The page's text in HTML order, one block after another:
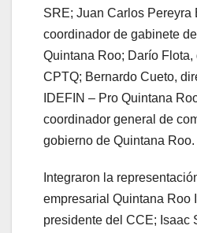
SRE; Juan Carlos Pereyra
coordinador de gabinete
Quintana Roo; Darío Flota,
CPTQ; Bernardo Cueto,
IDEFIN – Pro Quintana
coordinador general de
gobierno de Quintana Roo.
Integraron la
empresarial Quintana Roo
presidente del CCE; Isaac